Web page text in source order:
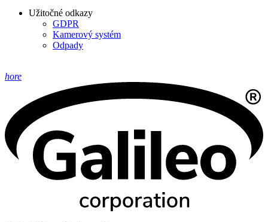
Užitočné odkazy
GDPR
Kamerový systém
Odpady
hore